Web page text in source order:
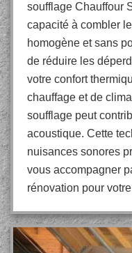
soufflage Chauffour
capacité à combler
homogène et sans
de réduire les
votre confort
chauffage et de
soufflage peut
acoustique. Cette
nuisances sonores
vous accompagner
rénovation pour